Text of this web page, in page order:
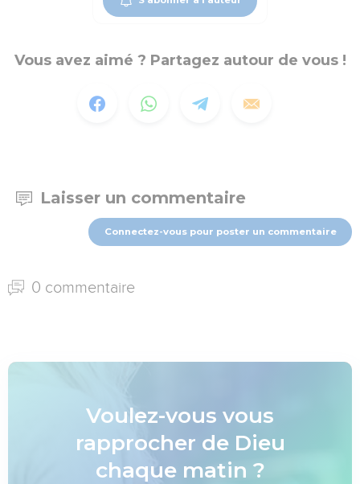
Vous avez aimé ? Partagez autour de vous !
Laisser un commentaire
Connectez-vous pour poster un commentaire
0 commentaire
Voulez-vous vous
rapprocher de Dieu
chaque matin ?